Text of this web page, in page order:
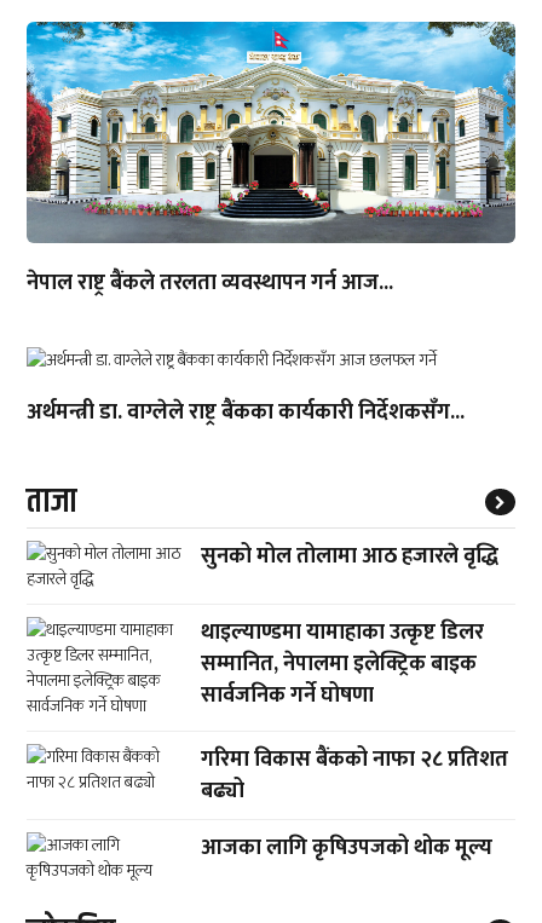
नेपाल राष्ट्र बैंकले तरलता व्यवस्थापन गर्न आज...
अर्थमन्त्री डा. वाग्लेले राष्ट्र बैंकका कार्यकारी निर्देशकसँग...
ताजा
सुनको मोल तोलामा आठ हजारले वृद्धि
थाइल्याण्डमा यामाहाका उत्कृष्ट डिलर
सम्मानित, नेपालमा इलेक्ट्रिक बाइक
सार्वजनिक गर्ने घोषणा
गरिमा विकास बैंकको नाफा २८ प्रतिशत
बढ्यो
आजका लागि कृषिउपजको थोक मूल्य